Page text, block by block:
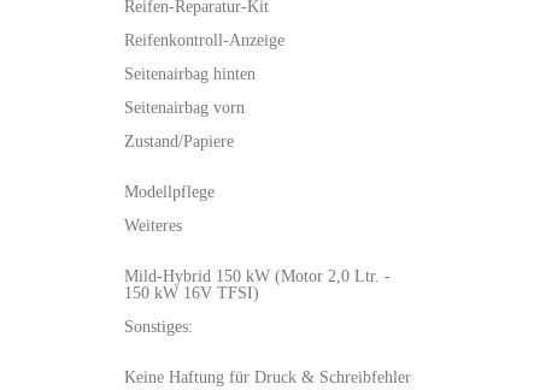
Reifen-Reparatur-Kit
Reifenkontroll-Anzeige
Seitenairbag hinten
Seitenairbag vorn
Zustand/Papiere
Modellpflege
Weiteres
Mild-Hybrid 150 kW (Motor 2,0 Ltr. -
150 kW 16V TFSI)
Sonstiges:
Keine Haftung für Druck & Schreibfehler